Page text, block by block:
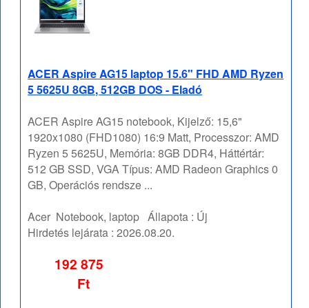
ACER Aspire AG15 laptop 15.6" FHD AMD Ryzen
5 5625U 8GB, 512GB DOS - Eladó
ACER Aspire AG15 notebook, Kijelző: 15,6"
1920x1080 (FHD1080) 16:9 Matt, Processzor: AMD
Ryzen 5 5625U, Memória: 8GB DDR4, Háttértár:
512 GB SSD, VGA Típus: AMD Radeon Graphics 0
GB, Operációs rendsze ...
Acer Notebook, laptop Állapota : Új
Hirdetés lejárata :2026.08.20.
192 875
Ft